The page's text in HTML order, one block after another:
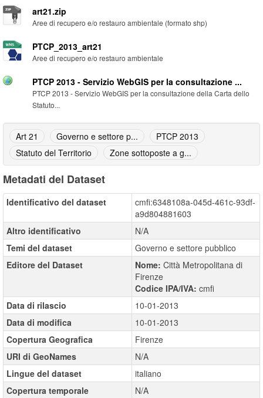
art21.zip
Aree di recupero e/o restauro ambientale (formato shp)
PTCP_2013_art21
Aree di recupero e/o restauro ambientale
PTCP 2013 - Servizio WebGIS per la consultazione ...
PTCP 2013 - Servizio WebGIS per la consultazione della Carta dello
Statuto...
Art 21 Governo e settore p...
PTCP 2013
Statuto del Territorio
Zone sottoposte a g...
Metadati del Dataset
Identificativo del dataset
cmfi:6348108a-045d-461c-93df-
a9d804881603
Altro identificativo
N/A
Temi del dataset
Governo e settore pubblico
Editore del Dataset
Nome: Città Metropolitana di
Firenze
Codice IPA/IVA: cmfi
Data di rilascio
10-01-2013
Data di modifica
10-01-2013
Copertura Geografica
Firenze
URI di GeoNames
N/A
Lingue del dataset
italiano
Copertura temporale
N/A